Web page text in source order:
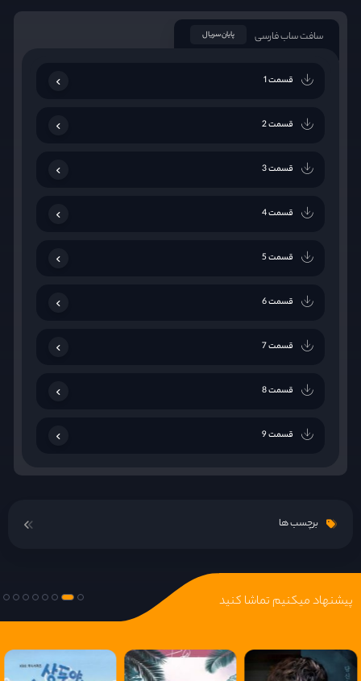
سافت ساب فارسی پایان سریال
قسمت 1
قسمت 2
قسمت 3
قسمت 4
قسمت 5
قسمت 6
قسمت 7
قسمت 8
قسمت 9
قسمت 10
قسمت 11
قسمت 14
برچسب ها
پیشنهاد میکنیم تماشا کنید